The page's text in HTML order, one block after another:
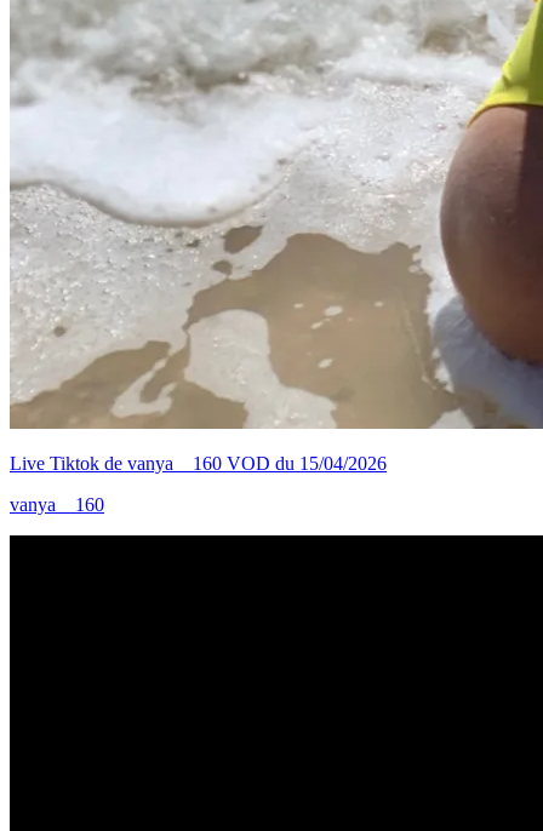
Live Tiktok de vanya__160 VOD du 15/04/2026
vanya__160